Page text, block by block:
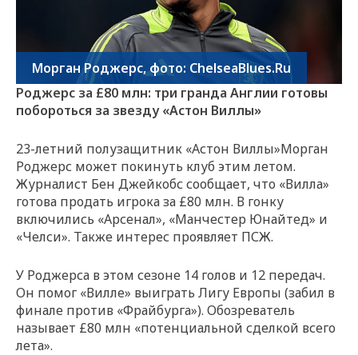
Морган Роджерс, фото: ChelseaBlues.Ru
Роджерс за £80 млн: три гранда Англии готовы
побороться за звезду «Астон Виллы»
23-летний полузащитник «Астон Виллы»Морган
Роджерс может покинуть клуб этим летом.
Журналист Бен Джейкобс сообщает, что «Вилла»
готова продать игрока за £80 млн. В гонку
включились «Арсенал», «Манчестер Юнайтед» и
«Челси». Также интерес проявляет ПСЖ.
У Роджерса в этом сезоне 14 голов и 12 передач.
Он помог «Вилле» выиграть Лигу Европы (забил в
финале против «Фрайбурга»). Обозреватель
называет £80 млн «потенциальной сделкой всего
лета».